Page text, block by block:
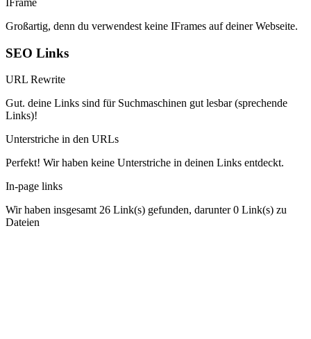
Großartig, denn du verwendest keine IFrames auf deiner Webseite.
SEO Links
URL Rewrite
Gut. deine Links sind für Suchmaschinen gut lesbar (sprechende
Links)!
Unterstriche in den URLs
Perfekt! Wir haben keine Unterstriche in deinen Links entdeckt.
In-page links
Wir haben insgesamt 26 Link(s) gefunden, darunter 0 Link(s) zu
Dateien